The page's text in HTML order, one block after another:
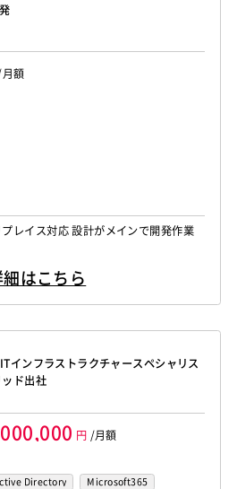
額
レイス対応 設計がメインで開発作業
はこちら
インフラストラクチャースペシャリス
ド出社
円 /月額
Directory
Microsoft365